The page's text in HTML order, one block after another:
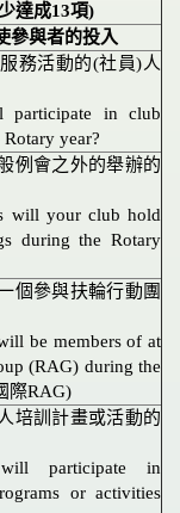
達成13項)
參與者的投入
務活動的(社員)人
participate in club
year?
例會之外的舉辦的
will your club hold
during the Rotary
個參與扶輪行動團
be members of at
(RAG) during the
際RAG)
培訓計畫或活動的
participate in
or activities